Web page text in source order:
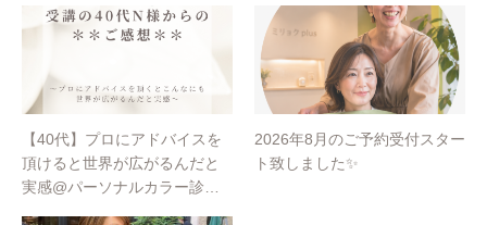
当するなど多岐にわたり活躍中。
【40代】プロにアドバイスを
頂けると世界が広がるんだと
実感@パーソナルカラー診断
2026年8月のご予約受付スター
ト致しました✨